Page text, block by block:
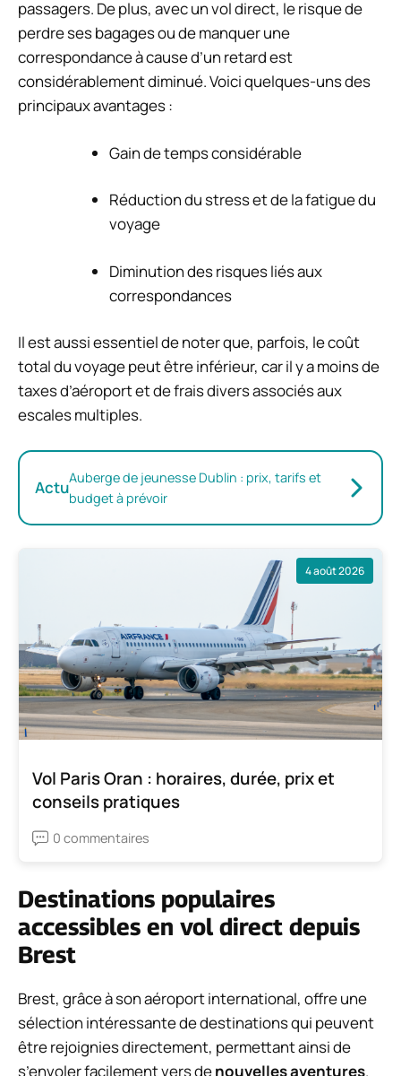
passagers. De plus, avec un vol direct, le risque de
perdre ses bagages ou de manquer une
correspondance à cause d’un retard est
considérablement diminué. Voici quelques-uns des
principaux avantages :
Gain de temps considérable
Réduction du stress et de la fatigue du
voyage
Diminution des risques liés aux
correspondances
Il est aussi essentiel de noter que, parfois, le coût
total du voyage peut être inférieur, car il y a moins de
taxes d’aéroport et de frais divers associés aux
escales multiples.
ActuAuberge de jeunesse Dublin : prix, tarifs et
budget à prévoir
4 août 2026
Vol Paris Oran : horaires, durée, prix et
conseils pratiques
0 commentaires
Destinations populaires
accessibles en vol direct depuis
Brest
Brest, grâce à son aéroport international, offre une
sélection intéressante de destinations qui peuvent
être rejoignies directement, permettant ainsi de
s’envoler facilement vers denouvelles aventures.